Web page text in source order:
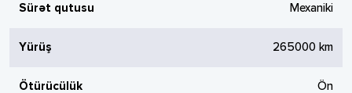
Sürət qutusu Mexaniki
Yürüş 265000 km
Ötürücülük Ön